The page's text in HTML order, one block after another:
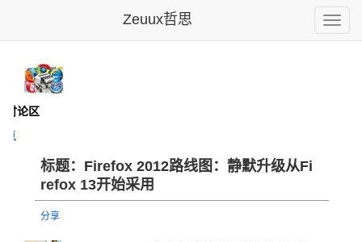
Toggle
Zeuux哲思
论区
页
标题：Firefox 2012路线图：静默升级从Fi
refox 13开始采用
分享